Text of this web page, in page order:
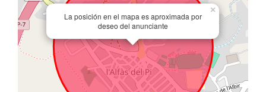
La posición en el mapa es aproximada por
deseo del anunciante
×